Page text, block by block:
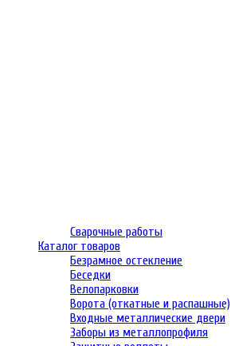
Сварочные работы
Каталог товаров
Безрамное остекление
Беседки
Велопарковки
Ворота (откатные и распашные)
Входные металлические двери
Заборы из металлопрофиля